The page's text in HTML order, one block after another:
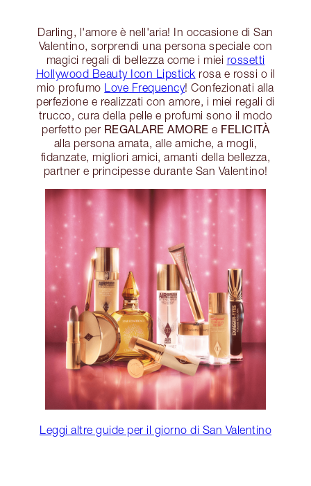
Darling, l'amore è nell'aria! In occasione di San
Valentino, sorprendi una persona speciale con
magici regali di bellezza come i miei rossetti
Hollywood Beauty Icon Lipstick rosa e rossi o il
mio profumo Love Frequency! Confezionati alla
perfezione e realizzati con amore, i miei regali di
trucco, cura della pelle e profumi sono il modo
perfetto per REGALARE AMORE e FELICITÀ
alla persona amata, alle amiche, a mogli,
fidanzate, migliori amici, amanti della bellezza,
partner e principesse durante San Valentino!
Leggi altre guide per il giorno di San Valentino